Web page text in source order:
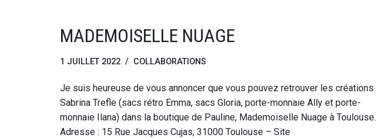
MADEMOISELLE NUAGE
1 JUILLET 2022 COLLABORATIONS
Je suis heureuse de vous annoncer que vous pouvez retrouver les créations
Sabrina Trefle (sacs rétro Emma, sacs Gloria, porte-monnaie Ally et porte-
monnaie Ilana) dans la boutique de Pauline, Mademoiselle Nuage à Toulouse.
Adresse : 15 Rue Jacques Cujas, 31000 Toulouse – Site